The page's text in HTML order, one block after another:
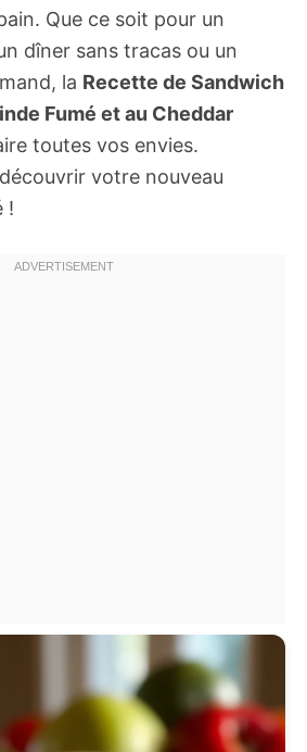
Que ce soit pour un
dîner sans tracas ou un
la Recette de Sandwich
Fumé et au Cheddar
toutes vos envies.
votre nouveau
!